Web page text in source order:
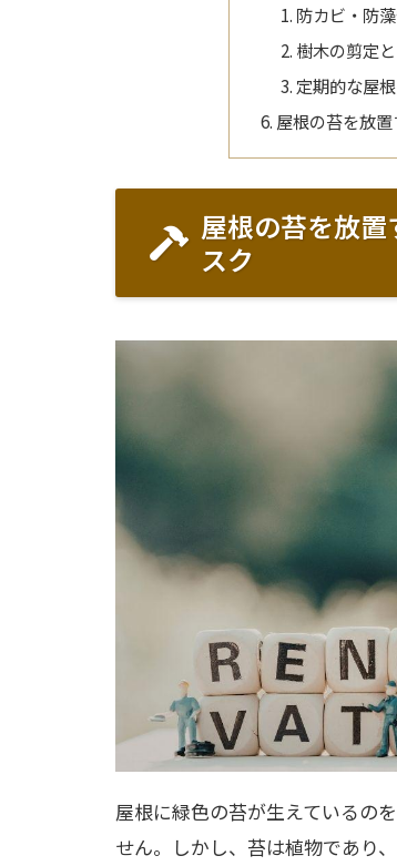
防カビ・防
樹木の剪定
定期的な屋
屋根の苔を放
屋根の苔を放
スク
屋根に緑色の苔が生えているの
せん。しかし、苔は植物であり